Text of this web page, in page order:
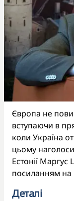
Європа не
вступаючи в
коли Україна
цьому
Естонії
посиланням
Деталі